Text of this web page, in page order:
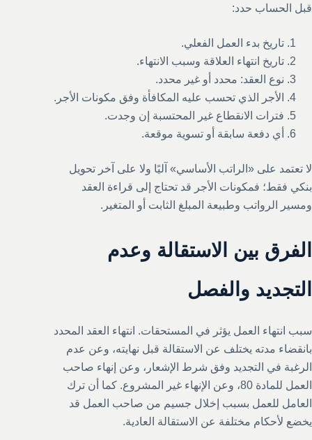
قبل الحساب حدد:
تاريخ بدء العمل الفعلي.
تاريخ انتهاء العلاقة وسبب الانتهاء.
نوع العقد: محدد أو غير محدد.
الأجر الذي تحسب عليه المكافأة وفق مكونات الأجر.
فترات الانقطاع غير المحتسبة إن وجدت.
أي دفعة سابقة أو تسوية موقعة.
لا تعتمد على «الراتب الأساسي» آليًا ولا على آخر تحويل
بنكي فقط؛ فمكونات الأجر قد تحتاج إلى قراءة العقد
ومسير الرواتب وطبيعة المبلغ الثابت أو المتغير.
الفرق بين الاستقالة وعدم
التجديد والفصل
سبب انتهاء العمل يؤثر في المستحقات. انتهاء العقد المحدد
بانقضاء مدته يختلف عن الاستقالة قبل نهايته، وعن عدم
الرغبة في التجديد وفق شرط الإشعار، وعن إنهاء صاحب
العمل للمادة 80، وعن الإنهاء غير المشروع. كما أن ترك
العامل للعمل بسبب إخلال جسيم من صاحب العمل قد
يخضع لأحكام مختلفة عن الاستقالة العادية.